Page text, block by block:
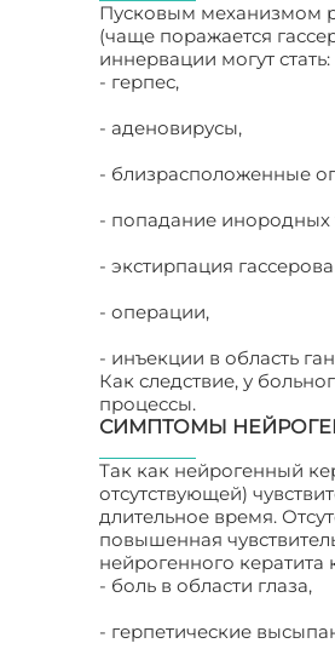
Пусковым механизмом
(чаще поражается
иннервации могут стать:
- герпес,
- аденовирусы,
- близрасположенные
- попадание инородных
- экстирпация гассерова
- операции,
- инъекции в область
Как следствие, у
процессы.
СИМПТОМЫ
Так как нейрогенный
отсутствующей)
длительное время.
повышенная
нейрогенного кератита
- боль в области глаза,
- герпетические